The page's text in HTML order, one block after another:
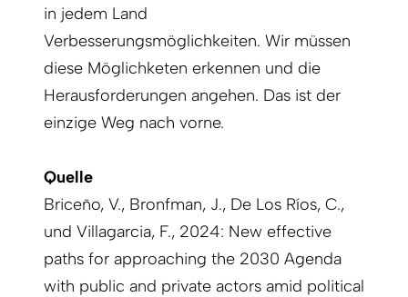
in jedem Land
Verbesserungsmöglichkeiten. Wir müssen
diese Möglichketen erkennen und die
Herausforderungen angehen. Das ist der
einzige Weg nach vorne.
Quelle
Briceño, V., Bronfman, J., De Los Ríos, C.,
und Villagarcia, F., 2024: New effective
paths for approaching the 2030 Agenda
with public and private actors amid political